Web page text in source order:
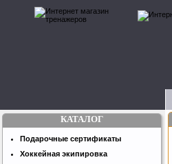
КАТАЛОГ
Подарочные сертификаты
Хоккейная экипировка